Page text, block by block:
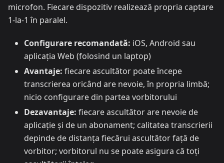
microfon. Fiecare dispozitiv realizează propria captare
1-la-1 în paralel.
Configurare recomandată: iOS, Android sau
aplicația Web (folosind un laptop)
Avantaje: fiecare ascultător poate începe
transcrierea oricând are nevoie, în propria limbă;
nicio configurare din partea vorbitorului
Dezavantaje: fiecare ascultător are nevoie de
aplicație și de un abonament; calitatea transcrierii
depinde de distanța fiecărui ascultător față de
vorbitor; vorbitorul nu se poate asigura că toți